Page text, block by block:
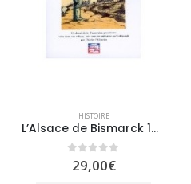
HISTOIRE
L’Alsace de Bismarck 1870-1918 (2° édition)
0sur 5
29,00€